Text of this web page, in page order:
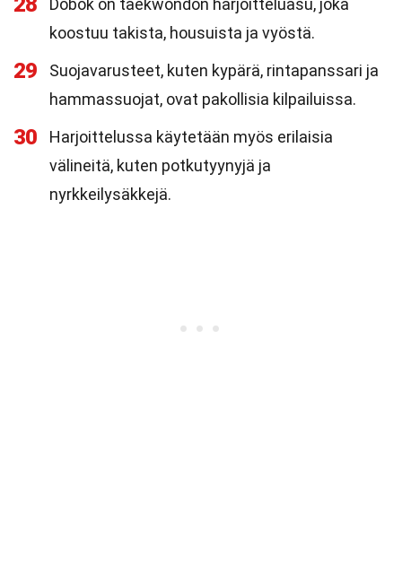
Dobok on taekwondon harjoitteluasu, joka
koostuu takista, housuista ja vyöstä.
29
Suojavarusteet, kuten kypärä, rintapanssari ja
hammassuojat, ovat pakollisia kilpailuissa.
30
Harjoittelussa käytetään myös erilaisia
välineitä, kuten potkutyynyjä ja
nyrkkeilysäkkejä.